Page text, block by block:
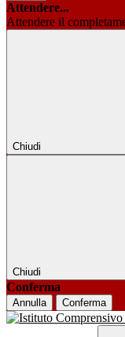
Attendere...
Attendere il
Chiudi
Chiudi
Conferma
Annulla Conferma